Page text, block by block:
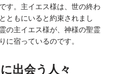
す。主イエス様は、世の終わ
ともにいると約束されまし
の主イエス様が、神様の聖霊
に宿っているのです。
出会う人々